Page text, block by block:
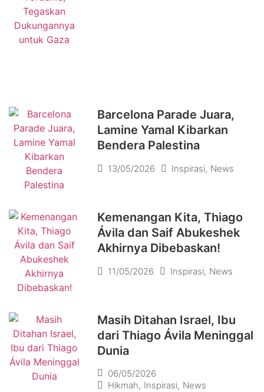
Barcelona Parade Juara,
Lamine Yamal Kibarkan
Bendera Palestina
13/05/2026 Inspirasi, News
Kemenangan Kita, Thiago
Ávila dan Saif Abukeshek
Akhirnya Dibebaskan!
11/05/2026 Inspirasi, News
Masih Ditahan Israel, Ibu
dari Thiago Ávila Meninggal
Dunia
06/05/2026
Hikmah, Inspirasi, News